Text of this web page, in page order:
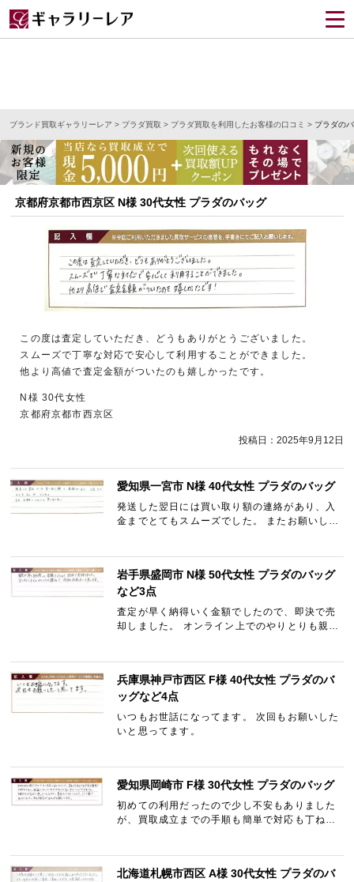
ブランド買取ギャラリーレア > プラダ買取 > プラダ買取を利用したお客様の口コミ > プラダの
京都府京都市西京区 N様 30代女性 プラダのバッグ
この度は査定していただき、どうもありがとうございました。
スムーズで丁寧な対応で安心して利用することができました。
他より高値で査定金額がついたのも嬉しかったです。
N様 30代女性
京都府京都市西京区
投稿日： 2025年9月12日
愛知県一宮市 N様 40代女性 プラダのバッグ
発送した翌日には買い取り額の連絡があり、入
金までとてもスムーズでした。 またお願いした
岩手県盛岡市 N様 50代女性 プラダのバッグ
など3点
査定が早く納得いく金額でしたので、即決で売
却しました。 オンライン上でのやりとりも親切
兵庫県神戸市西区 F様 40代女性 プラダのバ
ッグなど4点
いつもお世話になってます。 次回もお願いした
いと思ってます。
愛知県岡崎市 F様 30代女性 プラダのバッグ
初めての利用だったので少し不安もありました
が、買取成立までの手順も簡単で対応も丁ね
北海道札幌市西区 A様 30代女性 プラダのバ